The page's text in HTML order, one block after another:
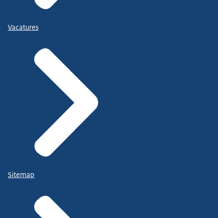
Vacatures
Sitemap